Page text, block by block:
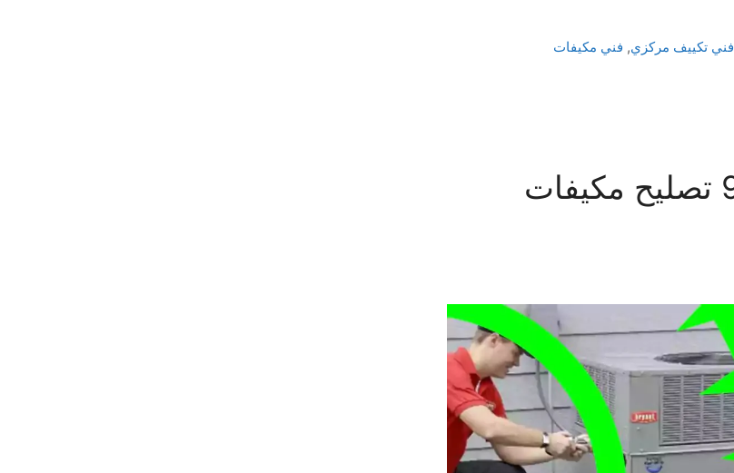
فني تكييف مركزي, فني مكيفات
فني تكييف حطين 98548488 تصليح مكيفات